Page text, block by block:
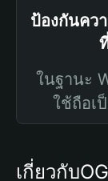
ป้องกันคว
ในฐานะ
ใช้ถือเ
เกี่ยวกับ